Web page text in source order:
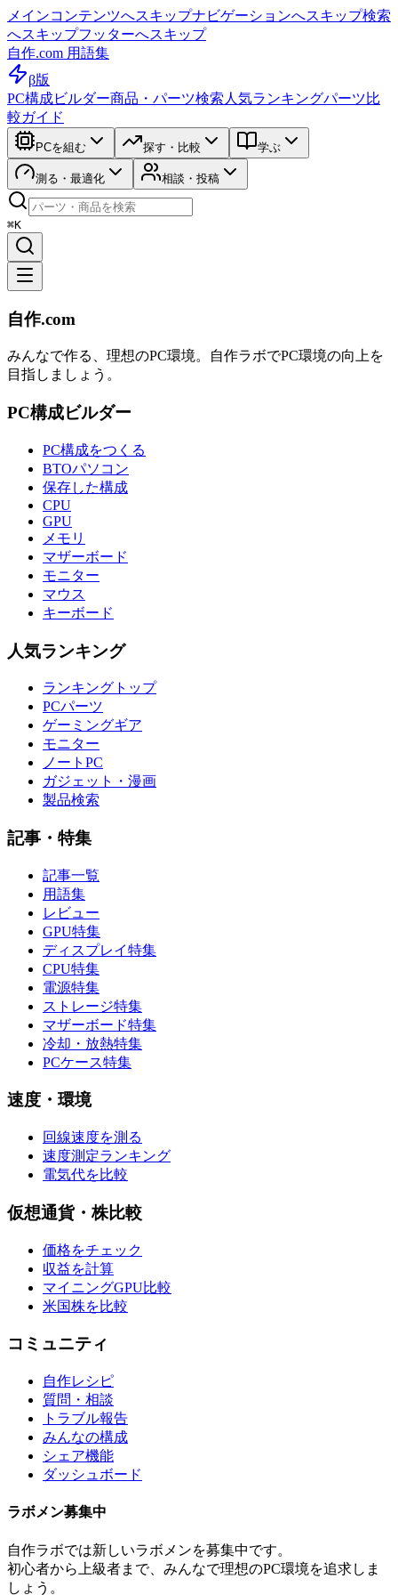
メインコンテンツへスキップナビゲーションへスキップ検索
へスキップフッターへスキップ
自作.com 用語集
β版
PC構成ビルダー商品・パーツ検索 人気ランキングパーツ比
較ガイド
PCを組む 探す・比較 学ぶ
測る・最適化 相談・投稿
⌘K
自作.com
みんなで作る、理想のPC環境。 自作ラボでPC環境の向上を
目指しましょう。
PC構成ビルダー
PC構成をつくる
BTOパソコン
保存した構成
CPU
GPU
メモリ
マザーボード
モニター
マウス
キーボード
人気ランキング
ランキングトップ
PCパーツ
ゲーミングギア
モニター
ノートPC
ガジェット・漫画
製品検索
記事・特集
記事一覧
用語集
レビュー
GPU特集
ディスプレイ特集
CPU特集
電源特集
ストレージ特集
マザーボード特集
冷却・放熱特集
PCケース特集
速度・環境
回線速度を測る
速度測定ランキング
電気代を比較
仮想通貨・株比較
価格をチェック
収益を計算
マイニングGPU比較
米国株を比較
コミュニティ
自作レシピ
質問・相談
トラブル報告
みんなの構成
シェア機能
ダッシュボード
ラボメン募集中
自作ラボでは新しいラボメンを募集中です。
初心者から上級者まで、みんなで理想のPC環境を追求しま
しょう。